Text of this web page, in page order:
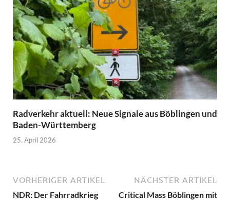
Radverkehr aktuell: Neue Signale aus Böblingen und
Baden-Württemberg
25. April 2026
VORHERIGER ARTIKEL
NDR: Der Fahrradkrieg
NÄCHSTER ARTIKEL
Critical Mass Böblingen mit